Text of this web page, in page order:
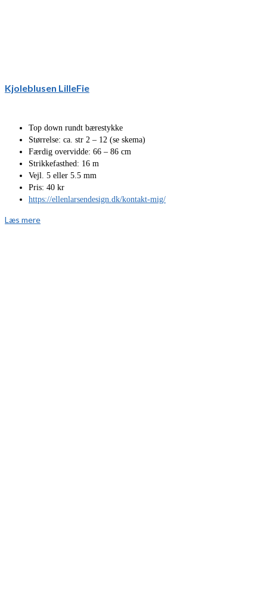
Kjoleblusen LilleFie
Top down rundt bærestykke
Størrelse: ca. str 2 – 12 (se skema)
Færdig overvidde: 66 – 86 cm
Strikkefasthed: 16 m
Vejl. 5 eller 5.5 mm
Pris: 40 kr
https://ellenlarsendesign.dk/kontakt-mig/
Læs mere